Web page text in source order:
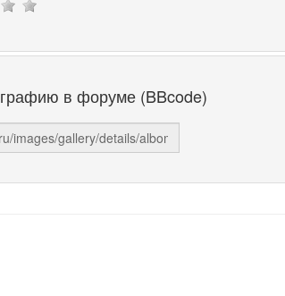
в форуме (BBcode)